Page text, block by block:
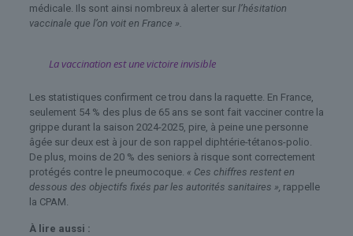
médicale. Ils sont ainsi nombreux à alerter sur l’hésitation
vaccinale que l’on voit en France ».
La vaccination est une victoire invisible
Les statistiques confirment ce trou dans la raquette. En France,
seulement 54 % des plus de 65 ans se sont fait vacciner contre la
grippe durant la saison 2024-2025, pire, à peine une personne
âgée sur deux est à jour de son rappel diphtérie-tétanos-polio.
De plus, moins de 20 % des seniors à risque sont correctement
protégés contre le pneumocoque. « Ces chiffres restent en
dessous des objectifs fixés par les autorités sanitaires », rappelle
la CPAM.
À lire aussi :